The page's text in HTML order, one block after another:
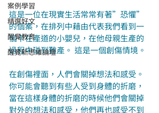
案例學習
精選好文
醒覺教育
醒覺新思維論壇
這是一位在現實生活常常有著”恐懼”
的個案，在排列中藉由代表我們看到一
個卡在產道的小嬰兒，在他母親生產的
過程中碰到難產。 這是一個創傷情境。
在創傷裡面，人們會關掉想法和感受。
你可能會聽到有些人受到身體的折磨，
當在這樣身體的折磨的時候他們會關掉
對外的想法和感受，他們再也感受不到